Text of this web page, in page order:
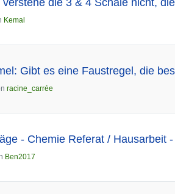
die 3 & 4 Schale nicht,
Kemal
Gibt es eine Faustregel, die
racine_carrée
- Chemie Referat / Hausarbeit
Ben2017